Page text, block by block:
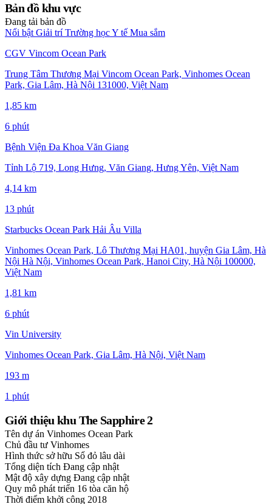
Bản đồ khu vực
Đang tải bản đồ
Nổi bật Giải trí Trường họcY tế Mua sắm
CGV Vincom Ocean Park
Trung Tâm Thương Mại Vincom Ocean Park, Vinhomes Ocean
Park, Gia Lâm, Hà Nội 131000, Việt Nam
1,85 km
6 phút
Bệnh Viện Đa Khoa Văn Giang
Tỉnh Lộ 719, Long Hưng, Văn Giang, Hưng Yên, Việt Nam
4,14 km
13 phút
Starbucks Ocean Park Hải Âu Villa
Vinhomes Ocean Park, Lô Thương Mại HA01, huyện Gia Lâm, Hà
Nội Hà Nội, Vinhomes Ocean Park, Hanoi City, Hà Nội 100000,
Việt Nam
1,81 km
6 phút
Vin University
Vinhomes Ocean Park, Gia Lâm, Hà Nội, Việt Nam
193 m
1 phút
Giới thiệu khu The Sapphire 2
Tên dự án Vinhomes Ocean Park
Chủ đầu tư Vinhomes
Hình thức sở hữu Sổ đỏ lâu dài
Tổng diện tích Đang cập nhật
Mật độ xây dựng Đang cập nhật
Quy mô phát triển 16 tòa căn hộ
Thời điểm khởi công 2018